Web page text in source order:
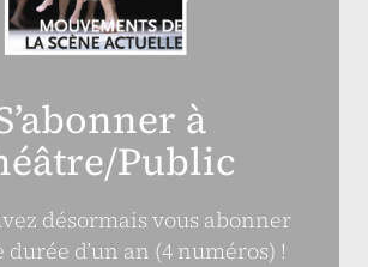
à
Public
désormais vous abonner
d’un an (4 numéros) !